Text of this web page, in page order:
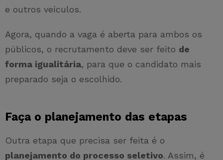
e outros veículos.
Agora, quando a vaga é aberta para ambos os
públicos, o recrutamento deve ser feito de
forma igualitária, para que o candidato mais
preparado seja o escolhido.
Faça o planejamento das etapas
Outra etapa que precisa ser feita é o
planejamento do processo seletivo. Assim, é